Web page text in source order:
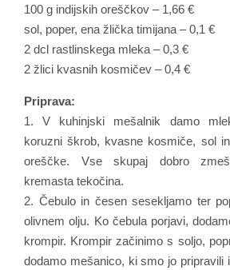
100 g indijskih oreščkov – 1,66 €
sol, poper, ena žlička timijana – 0,1 €
2 dcl rastlinskega mleka – 0,3 €
2 žlici kvasnih kosmičev – 0,4 €
Priprava:
1. V kuhinjski mešalnik damo
koruzni škrob, kvasne kosmiče, sol
oreščke. Vse skupaj dobro
kremasta tekočina.
2. Čebulo in česen sesekljamo ter
olivnem olju. Ko čebula porjavi,
krompir. Krompir začinimo s soljo,
dodamo mešanico, ki smo jo pripravili